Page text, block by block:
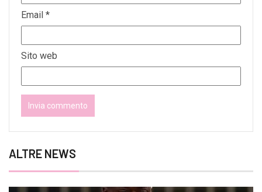
Email *
Sito web
ALTRE NEWS